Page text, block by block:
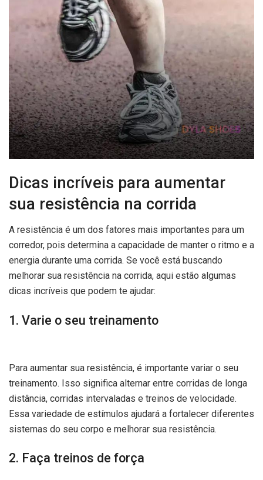
Dicas incríveis para aumentar
sua resistência na corrida
A resistência é um dos fatores mais importantes para um
corredor, pois determina a capacidade de manter o ritmo e a
energia durante uma corrida. Se você está buscando
melhorar sua resistência na corrida, aqui estão algumas
dicas incríveis que podem te ajudar:
1. Varie o seu treinamento
Para aumentar sua resistência, é importante variar o seu
treinamento. Isso significa alternar entre corridas de longa
distância, corridas intervaladas e treinos de velocidade.
Essa variedade de estímulos ajudará a fortalecer diferentes
sistemas do seu corpo e melhorar sua resistência.
2. Faça treinos de força